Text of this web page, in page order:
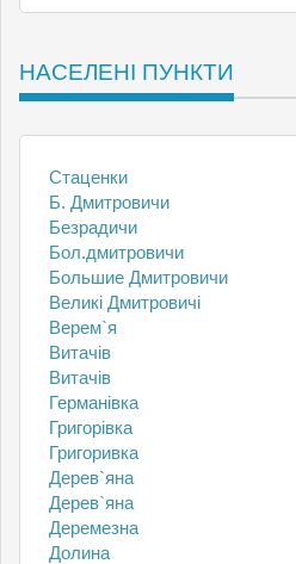
НАСЕЛЕНІ ПУНКТИ
Cтаценки
Б. Дмитровичи
Безрадичи
Бол.дмитровичи
Большие Дмитровичи
Великі Дмитровичі
Верем`я
Витачів
Витачів
Германівка
Григорівка
Григоривка
Дерев`яна
Дерев`яна
Деремезна
Долина